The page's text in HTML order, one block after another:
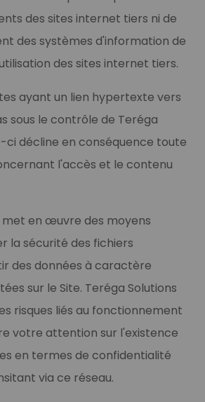
des sites internet tiers ni de
des systèmes d'information de
des sites internet tiers.
ayant un lien hypertexte vers
sous le contrôle de Teréga
ci décline en conséquence toute
l'accès et le contenu
met en œuvre des moyens
la sécurité des fichiers
des données à caractère
sur le Site. Teréga Solutions
risques liés au fonctionnement
votre attention sur l'existence
en termes de confidentialité
via ce réseau.